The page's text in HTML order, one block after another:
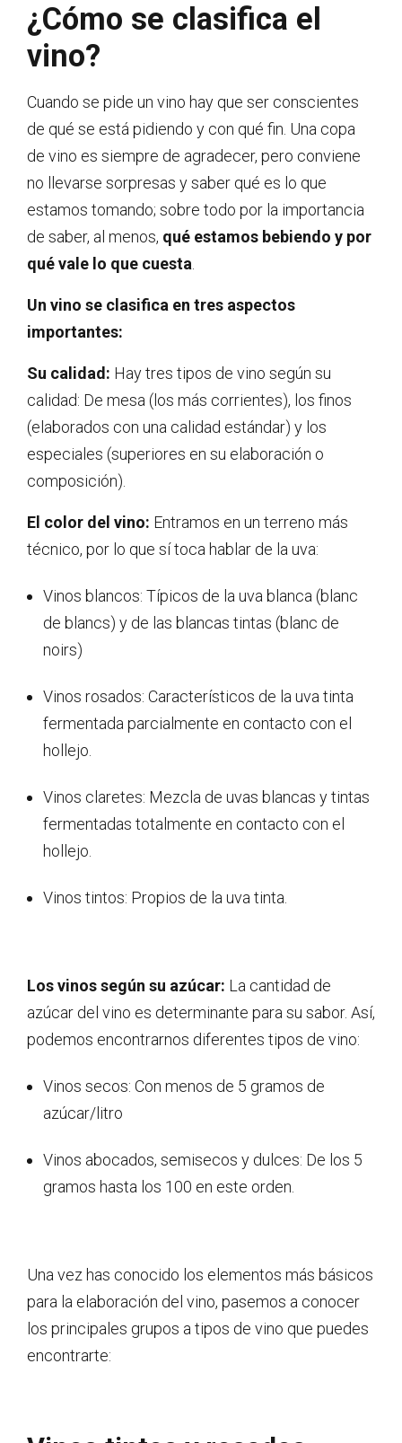
¿Cómo se clasifica el
vino?
Cuando se pide un vino hay que ser conscientes
de qué se está pidiendo y con qué fin. Una copa
de vino es siempre de agradecer, pero conviene
no llevarse sorpresas y saber qué es lo que
estamos tomando; sobre todo por la importancia
de saber, al menos, qué estamos bebiendo y por
qué vale lo que cuesta
Un vino se clasifica en tres aspectos
importantes:
Su calidad: Hay tres tipos de vino según su
calidad: De mesa (los más corrientes), los finos
(elaborados con una calidad estándar) y los
especiales (superiores en su elaboración o
composición).
El color del vino: Entramos en un terreno más
técnico, por lo que sí toca hablar de la uva:
Vinos blancos: Típicos de la uva blanca (blanc
de blancs) y de las blancas tintas (blanc de
noirs)
Vinos rosados: Característicos de la uva tinta
fermentada parcialmente en contacto con el
hollejo.
Vinos claretes: Mezcla de uvas blancas y tintas
fermentadas totalmente en contacto con el
hollejo.
Vinos tintos: Propios de la uva tinta.
Los vinos según su azúcar: La cantidad de
azúcar del vino es determinante para su sabor. Así,
podemos encontrarnos diferentes tipos de vino:
Vinos secos: Con menos de 5 gramos de
azúcar/litro
Vinos abocados, semisecos y dulces: De los 5
gramos hasta los 100 en este orden.
Una vez has conocido los elementos más básicos
para la elaboración del vino, pasemos a conocer
los principales grupos a tipos de vino que puedes
encontrarte: